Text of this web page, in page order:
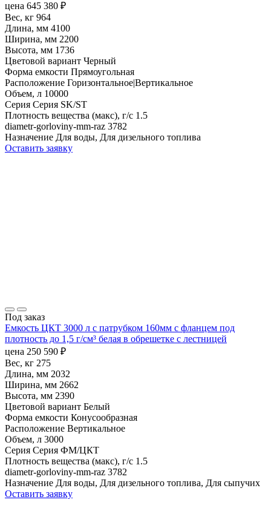
цена 645 380 ₽
Вес, кг 964
Длина, мм 4100
Ширина, мм 2200
Высота, мм 1736
Цветовой вариант Черный
Форма емкости Прямоугольная
Расположение Горизонтальное|Вертикальное
Объем, л 10000
Серия Серия SK/ST
Плотность вещества (макс), г/с 1.5
diametr-gorloviny-mm-raz 3782
Назначение Для воды, Для дизельного топлива
Оставить заявку
Под заказ
Емкость ЦКТ 3000 л с патрубком 160мм с фланцем под
плотность до 1,5 г/см³ белая в обрешетке с лестницей
цена 250 590 ₽
Вес, кг 275
Длина, мм 2032
Ширина, мм 2662
Высота, мм 2390
Цветовой вариант Белый
Форма емкости Конусообразная
Расположение Вертикальное
Объем, л 3000
Серия Серия ФМ/ЦКТ
Плотность вещества (макс), г/с 1.5
diametr-gorloviny-mm-raz 3782
Назначение Для воды, Для дизельного топлива, Для сыпучих
Оставить заявку